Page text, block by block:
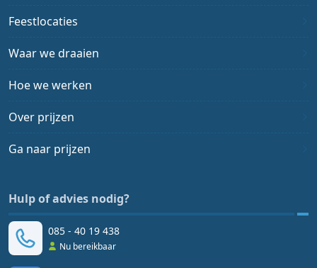
Feestlocaties
Waar we draaien
Hoe we werken
Over prijzen
Ga naar prijzen
Hulp of advies nodig?
085 - 40 19 438
Nu bereikbaar